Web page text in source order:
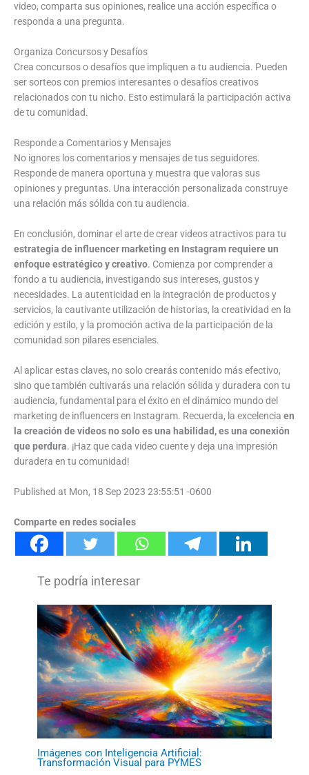
video, comparta sus opiniones, realice una acción específica o
responda a una pregunta.
Organiza Concursos y Desafíos
Crea concursos o desafíos que impliquen a tu audiencia. Pueden
ser sorteos con premios interesantes o desafíos creativos
relacionados con tu nicho. Esto estimulará la participación activa
de tu comunidad.
Responde a Comentarios y Mensajes
No ignores los comentarios y mensajes de tus seguidores.
Responde de manera oportuna y muestra que valoras sus
opiniones y preguntas. Una interacción personalizada construye
una relación más sólida con tu audiencia.
En conclusión, dominar el arte de crear videos atractivos para tu
estrategia de influencer marketing en Instagram requiere un
enfoque estratégico y creativo. Comienza por comprender a
fondo a tu audiencia, investigando sus intereses, gustos y
necesidades. La autenticidad en la integración de productos y
servicios, la cautivante utilización de historias, la creatividad en la
edición y estilo, y la promoción activa de la participación de la
comunidad son pilares esenciales.
Al aplicar estas claves, no solo crearás contenido más efectivo,
sino que también cultivarás una relación sólida y duradera con tu
audiencia, fundamental para el éxito en el dinámico mundo del
marketing de influencers en Instagram. Recuerda, la excelencia en
la creación de videos no solo es una habilidad, es una conexión
que perdura. ¡Haz que cada video cuente y deja una impresión
duradera en tu comunidad!
Published at Mon, 18 Sep 2023 23:55:51 -0600
Comparte en redes sociales
Imágenes con Inteligencia Artificial:
Transformación Visual para PYMES